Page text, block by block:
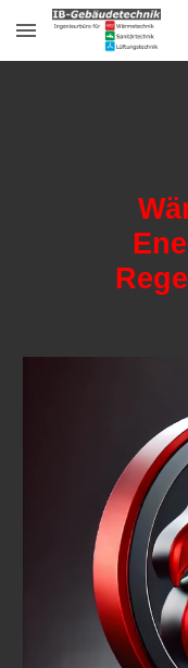
Skip to main content